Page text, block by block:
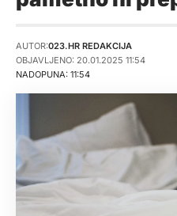
NADOPUNA: 11:54
AUTOR:023.HR REDAKCIJA
OBJAVLJENO: 20.01.2025 11:54